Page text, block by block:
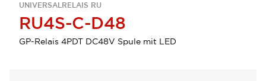
UNIVERSALRELAIS RU
RU4S-C-D48
GP-Relais 4PDT DC48V Spule mit LED